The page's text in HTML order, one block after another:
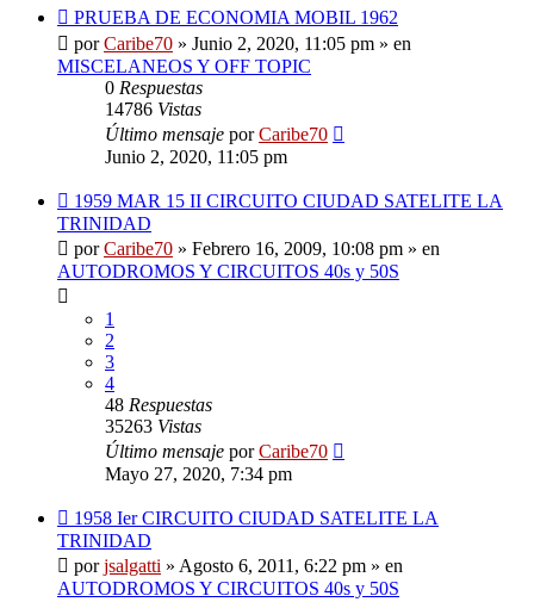
Nuevo
mensaje
PRUEBA DE ECONOMIA MOBIL 1962
porCaribe70 » Junio 2, 2020, 11:05 pm » en
MISCELANEOS Y OFF TOPIC
0 Respuestas
14786 Vistas
Último mensaje porCaribe70
Junio 2, 2020, 11:05 pm
Nuevo
mensaje
1959 MAR 15 II CIRCUITO CIUDAD SATELITE LA
TRINIDAD
porCaribe70 » Febrero 16, 2009, 10:08 pm » en
AUTODROMOS Y CIRCUITOS 40s y 50S
1
2
3
4
48 Respuestas
35263 Vistas
Último mensaje porCaribe70
Mayo 27, 2020, 7:34 pm
Nuevo
mensaje
1958 Ier CIRCUITO CIUDAD SATELITE LA
TRINIDAD
porjsalgatti » Agosto 6, 2011, 6:22 pm » en
AUTODROMOS Y CIRCUITOS 40s y 50S